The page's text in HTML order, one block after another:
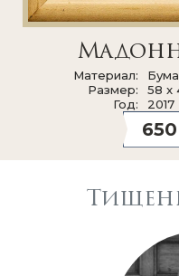
Материал
Размер
58 x
Год
2017